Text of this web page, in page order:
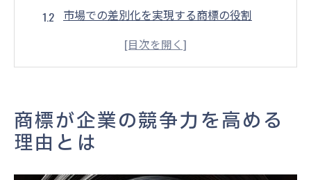
市場での差別化を実現する商標の役割
商標による商品・サービスの品質保証
商標を活用した新たな成長機会の創出
ブランド構築における商標制度の重要性
商標が企業の競争力を高める
理由とは